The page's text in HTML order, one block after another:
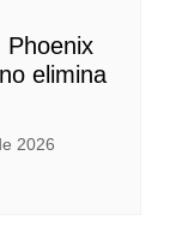
Phoenix
elimina
2026